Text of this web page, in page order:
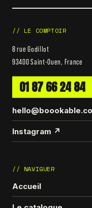
// LE COMPTOIR
8 rue Godillot
93400 Saint-Ouen, France
01 87 66 24 84
Instagram ↗
// NAVIGUER
Accueil